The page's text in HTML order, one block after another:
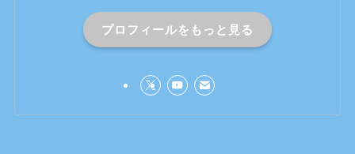
プロフィールをもっと見る